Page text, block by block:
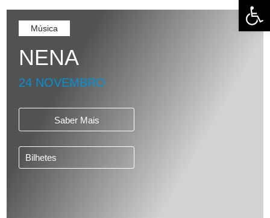
Música
NENA
24 NOVEMBRO
Saber Mais
Bilhetes